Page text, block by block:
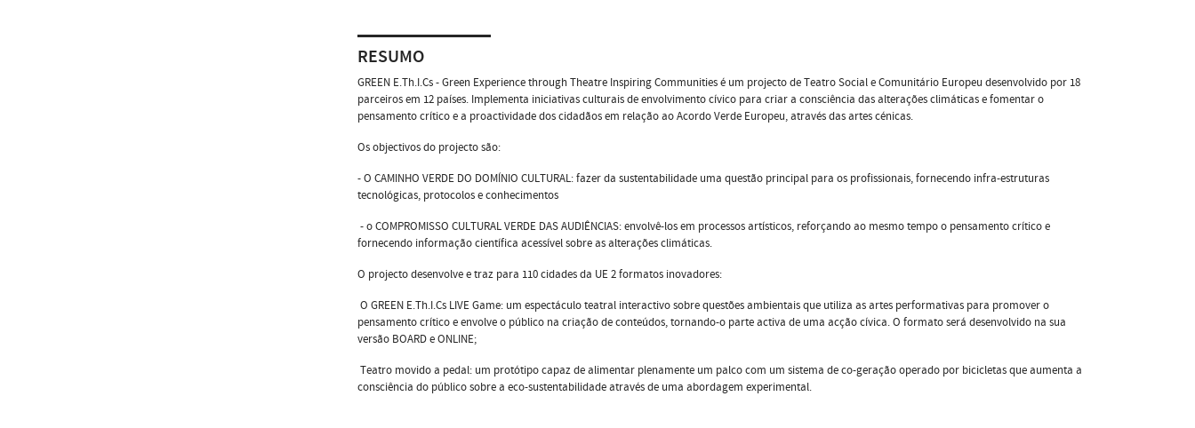
RESUMO
GREEN E.Th.I.Cs - Green Experience through Theatre Inspiring Communities é um projecto de Teatro Social e Comunitário Europeu desenvolvido por 18
parceiros em 12 países. Implementa iniciativas culturais de envolvimento cívico para criar a consciência das alterações climáticas e fomentar o
pensamento crítico e a proactividade dos cidadãos em relação ao Acordo Verde Europeu, através das artes cénicas.
Os objectivos do projecto são:
- O CAMINHO VERDE DO DOMÍNIO CULTURAL: fazer da sustentabilidade uma questão principal para os profissionais, fornecendo infra-estruturas
tecnológicas, protocolos e conhecimentos
- o COMPROMISSO CULTURAL VERDE DAS AUDIÊNCIAS: envolvê-los em processos artísticos, reforçando ao mesmo tempo o pensamento crítico e
fornecendo informação científica acessível sobre as alterações climáticas.
O projecto desenvolve e traz para 110 cidades da UE 2 formatos inovadores:
O GREEN E.Th.I.Cs LIVE Game: um espectáculo teatral interactivo sobre questões ambientais que utiliza as artes performativas para promover o
pensamento crítico e envolve o público na criação de conteúdos, tornando-o parte activa de uma acção cívica. O formato será desenvolvido na sua
versão BOARD e ONLINE;
Teatro movido a pedal: um protótipo capaz de alimentar plenamente um palco com um sistema de co-geração operado por bicicletas que aumenta a
consciência do público sobre a eco-sustentabilidade através de uma abordagem experimental.